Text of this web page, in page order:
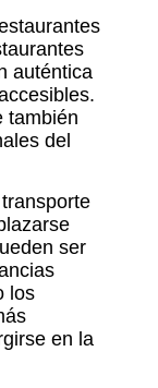
auténtica
también
del
ser
los
en la